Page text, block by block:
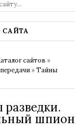
сайтов »
»Тайны
шпион